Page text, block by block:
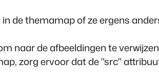
de themamap of ze ergens
naar de afbeeldingen te verwijzen
zorg ervoor dat de"src"